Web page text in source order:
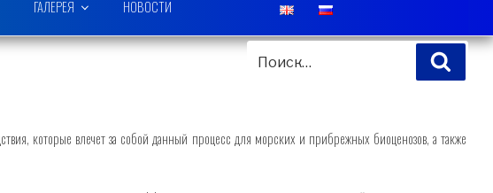
ГАЛЕРЕЯ НОВОСТИ
ИСКАТЬ:
которые влечет за собой данный процесс для морских и прибрежных биоценозов, а также